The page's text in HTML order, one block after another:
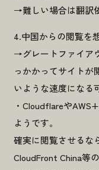
山本 慎二
ブログ記事にあ
#プログラミン
→難しい場合は翻訳
4.中国からの閲覧を
→グレートファイア
っかかってサイトが
いような速度になる
・Cloudflareや
ようです。
確実に閲覧させるな
CloudFront China等